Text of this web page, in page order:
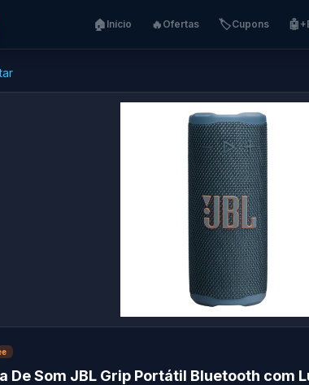
🏠 Início 🔥 Ofertas 🏷️Cupons 🤖
De Som JBL Grip Portátil Bluetooth com